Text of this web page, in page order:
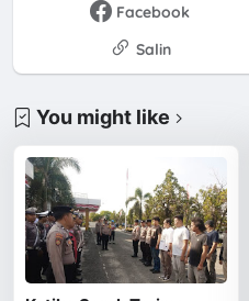
Facebook
Salin
You might like